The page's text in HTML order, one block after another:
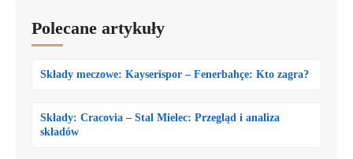
Polecane artykuły
Składy meczowe: Kayserispor – Fenerbahçe: Kto zagra?
Składy: Cracovia – Stal Mielec: Przegląd i analiza
składów